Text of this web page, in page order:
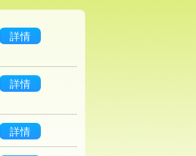
詳情
詳情
詳情